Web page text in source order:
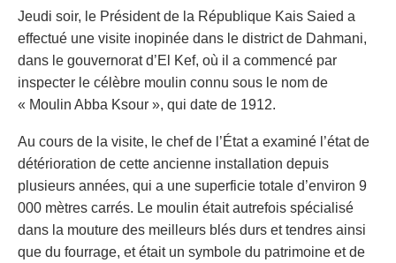
Jeudi soir, le Président de la République Kais Saied a
effectué une visite inopinée dans le district de Dahmani,
dans le gouvernorat d’El Kef, où il a commencé par
inspecter le célèbre moulin connu sous le nom de
« Moulin Abba Ksour », qui date de 1912.
Au cours de la visite, le chef de l’État a examiné l’état de
détérioration de cette ancienne installation depuis
plusieurs années, qui a une superficie totale d’environ 9
000 mètres carrés. Le moulin était autrefois spécialisé
dans la mouture des meilleurs blés durs et tendres ainsi
que du fourrage, et était un symbole du patrimoine et de